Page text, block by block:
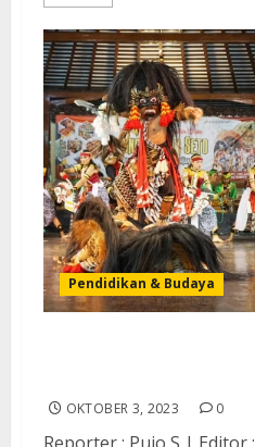
Pendidikan & Budaya
OKTOBER 3, 2023 0